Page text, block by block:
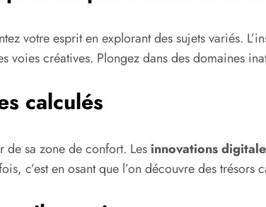
votre esprit en explorant des sujets variés.
voies créatives. Plongez dans des domaines
calculés
sa zone de confort. Les innovations
c’est en osant que l’on découvre des trésors